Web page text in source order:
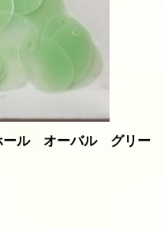
ール オーバル グリー